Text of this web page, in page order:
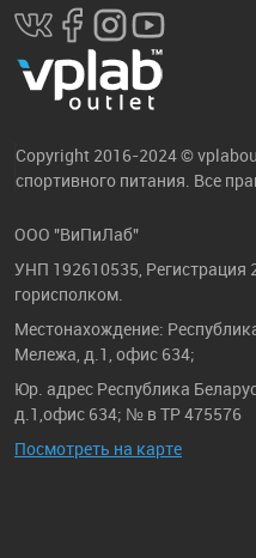
Copyright 2016-2024 ©
спортивного питания. Все
ООО "ВиПиЛаб"
УНП 192610535,
горисполком.
Местонахождение:
Мележа, д.1, офис 634;
Юр. адрес Республика
д.1,офис 634; № в ТР 475576
Посмотреть на карте